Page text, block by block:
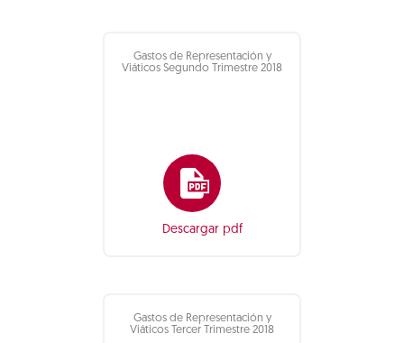
Gastos de Representación y
Viáticos Segundo Trimestre 2018
Descargar pdf
Gastos de Representación y
Viáticos Tercer Trimestre 2018